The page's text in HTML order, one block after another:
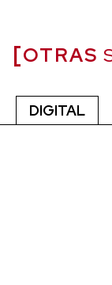
OTRAS
DIGITAL